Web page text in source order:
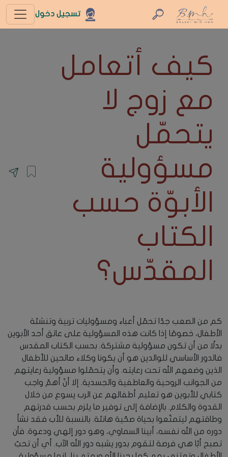
تسجيل دخول
كيف أتعامل
مع زوج لا
يتحمّل
مسؤولية
الأبوّة حسب
الكتاب
المقدّس؟
كم من الصعب جدًا تحمّل أعباء ومسؤوليات تربية وتنشئة
الأطفال، خصوصًا إذا كانت هذه المسؤولية على عاتق أحد الأبوين
بدلًا من أن تكون مسؤولية مشتركة. بحسب الكتاب المقدس
فالدور الأساسي للوالدين هو أن يكونا وكلاء صالحين للأطفال
الذين وضعهم الله تحت رعايته. وأن يتحمّلوا مسؤولية رعايتهم
من الجوانب الروحية والعاطفية والجسدية. إلا أنّ أهمّ واجب
كتابي للأبوين هو تعليم أطفالهم عن الرب يسوع من خلال
القدوة والكلام. بالإضافة إلى توفير ما يلزم بحسب قدرتهم
وطاقتهم ليتمتّعوا بحياة صحّية هانئة. بالنسبة للأب فقد نشأ
دوره من الله نفسه، أبينا السماوي، وهو دور إلهي ودعوة. فأن
تصبح أبًا هي فرصة لتقوم بدور يشبه دور الله الآب. أي أن تحبّ